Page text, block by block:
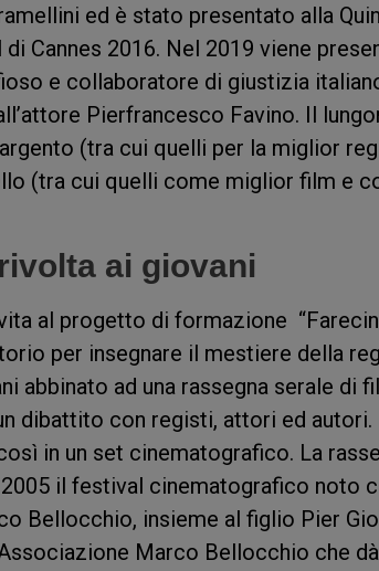
ed è stato presentato alla
Cannes 2016. Nel 2019 viene
e collaboratore di giustizia
Pierfrancesco Favino. Il
(tra cui quelli per la miglior
(tra cui quelli come miglior film e
ai giovani
al progetto di formazione
per insegnare il mestiere della
abbinato ad una rassegna serale di
dibattito con registi, attori ed
in un set cinematografico. La
il festival cinematografico noto
Bellocchio, insieme al figlio Pier
Marco Bellocchio che